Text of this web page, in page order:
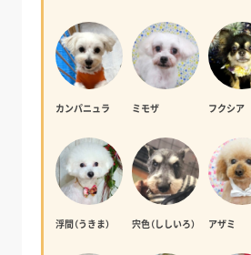
カンパニュラ ミモザ フクシア
浮間（うきま） 宍色（ししいろ） アザミ